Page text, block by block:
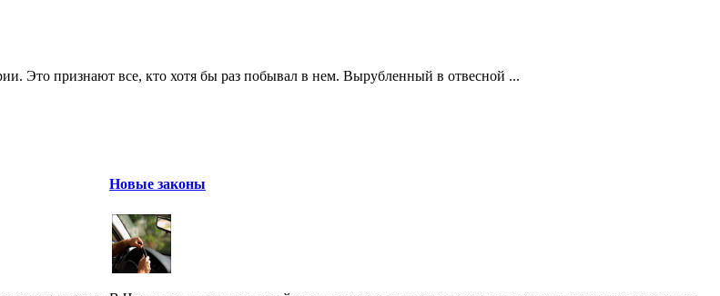
Это признают все, кто хотя бы раз побывал в нем. Вырубленный в отвесной ...
Новые законы